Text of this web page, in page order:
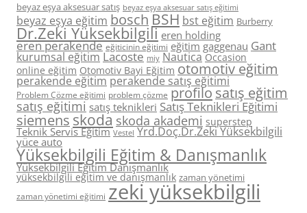
beyaz eşya aksesuar satış beyaz eşya aksesuar satış eğitimi
beyaz eşya eğitim boschBSH bst eğitim Burberry
Dr.Zeki Yüksekbilgili eren holding
eren perakende eğiticinin eğitimi eğitim gaggenau Gant
kurumsal eğitim Lacoste miy Nautica Occasion
online eğitim Otomotiv Bayi Eğitim otomotiv eğitim
perakende eğitim perakende satış eğitimi
Problem Çözme eğitimi problem çözme profilo satış eğitim
satış eğitimi satış teknikleri Satış Teknikleri Eğitimi
siemens skoda skoda akademi superstep
Teknik Servis Eğitim Vestel Yrd.Doç.Dr.Zeki Yüksekbilgili
yüce auto
Yüksekbilgili Eğitim & Danışmanlık
Yüksekbilgili Eğitim Danışmanlık
yüksekbilgili eğitim ve danışmanlık zaman yönetimi
zaman yönetimi eğitimi zeki yüksekbilgili